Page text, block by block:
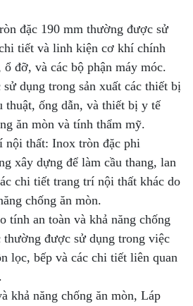
đặc 190 mm thường được sử
tiết và linh kiện cơ khí chính
đỡ, và các bộ phận máy móc.
dụng trong sản xuất các thiết bị
thuật, ống dẫn, và thiết bị y tế
ăn mòn và tính thẩm mỹ.
nội thất: Inox tròn đặc phi
xây dựng để làm cầu thang, lan
chi tiết trang trí nội thất khác do
chống ăn mòn.
tính an toàn và khả năng chống
được sử dụng trong việc
lọc, bếp và các chi tiết liên quan
năng chống ăn mòn, Láp